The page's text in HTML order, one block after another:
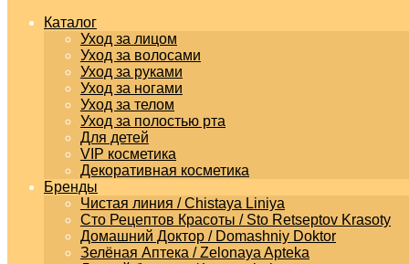
Каталог
Уход за лицом
Уход за волосами
Уход за руками
Уход за ногами
Уход за телом
Уход за полостью рта
Для детей
VIP косметика
Декоративная косметика
Бренды
Чистая линия / Chistaya Liniya
Сто Рецептов Красоты / Sto Retseptov Krasoty
Домашний Доктор / Domashniy Doktor
Зелёная Аптека / Zelonaya Apteka